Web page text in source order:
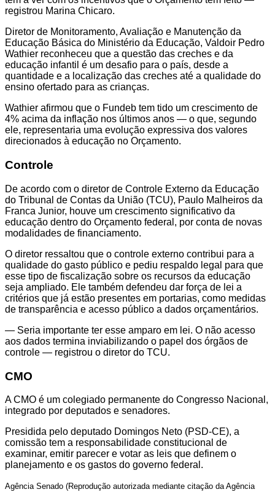
registrou Marina Chicaro.
Diretor de Monitoramento, Avaliação e Manutenção da
Educação Básica do Ministério da Educação, Valdoir Pedro
Wathier reconheceu que a questão das creches e da
educação infantil é um desafio para o país, desde a
quantidade e a localização das creches até a qualidade do
ensino ofertado para as crianças.
Wathier afirmou que o Fundeb tem tido um crescimento de
4% acima da inflação nos últimos anos — o que, segundo
ele, representaria uma evolução expressiva dos valores
direcionados à educação no Orçamento.
Controle
De acordo com o diretor de Controle Externo da Educação
do Tribunal de Contas da União (TCU), Paulo Malheiros da
Franca Junior, houve um crescimento significativo da
educação dentro do Orçamento federal, por conta de novas
modalidades de financiamento.
O diretor ressaltou que o controle externo contribui para a
qualidade do gasto público e pediu respaldo legal para que
esse tipo de fiscalização sobre os recursos da educação
seja ampliado. Ele também defendeu dar força de lei a
critérios que já estão presentes em portarias, como medidas
de transparência e acesso público a dados orçamentários.
— Seria importante ter esse amparo em lei. O não acesso
aos dados termina inviabilizando o papel dos órgãos de
controle — registrou o diretor do TCU.
CMO
A CMO é um colegiado permanente do Congresso Nacional,
integrado por deputados e senadores.
Presidida pelo deputado Domingos Neto (PSD-CE), a
comissão tem a responsabilidade constitucional de
examinar, emitir parecer e votar as leis que definem o
planejamento e os gastos do governo federal.
Agência Senado (Reprodução autorizada mediante citação da Agência